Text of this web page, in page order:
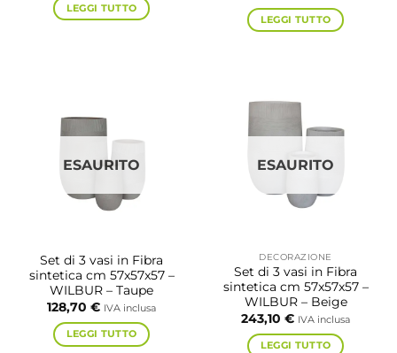
LEGGI TUTTO
LEGGI TUTTO
ESAURITO
Set di 3 vasi in Fibra
sintetica cm 57x57x57 –
WILBUR – Taupe
128,70 € IVA inclusa
LEGGI TUTTO
ESAURITO
DECORAZIONE
Set di 3 vasi in Fibra
sintetica cm 57x57x57 –
WILBUR – Beige
243,10 € IVA inclusa
LEGGI TUTTO